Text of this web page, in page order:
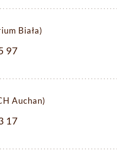
Biała)
97
Auchan)
17